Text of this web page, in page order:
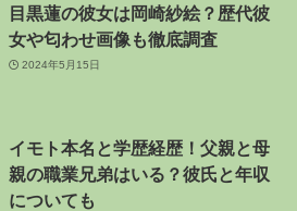
目黒蓮の彼女は岡崎紗絵？歴代彼
女や匂わせ画像も徹底調査
2024年5月15日
イモト本名と学歴経歴！父親と母
親の職業兄弟はいる？彼氏と年収
についても